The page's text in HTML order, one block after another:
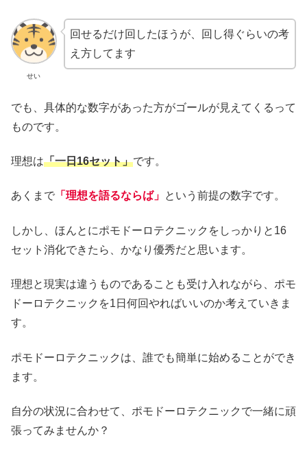
せい
回せるだけ回したほうが、回し得ぐらいの考
え方してます
でも、具体的な数字があった方がゴールが見えてくるって
ものです。
理想は「一日16セット」です。
あくまで 「理想を語るならば」 という前提の数字です。
しかし、ほんとにポモドーロテクニックをしっかりと16
セット消化できたら、かなり優秀だと思います。
理想と現実は違うものであることも受け入れながら、ポモ
ドーロテクニックを1日何回やればいいのか考えていきま
す。
ポモドーロテクニックは、誰でも簡単に始めることができ
ます。
自分の状況に合わせて、ポモドーロテクニックで一緒に頑
張ってみませんか？